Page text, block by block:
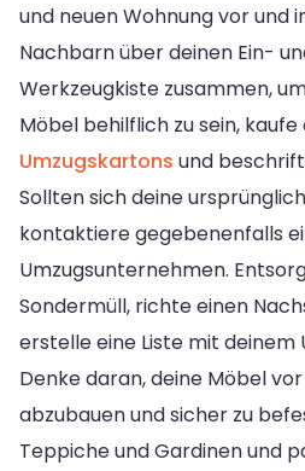
und neuen Wohnung vor und
Nachbarn über deinen Ein-
Werkzeugkiste zusammen,
Möbel behilflich zu sein,
Umzugskartons und
Sollten sich deine
kontaktiere gegebenenfalls
Umzugsunternehmen.
Sondermüll, richte einen
erstelle eine Liste mit deinem
Denke daran, deine Möbel
abzubauen und sicher zu
Teppiche und Gardinen und